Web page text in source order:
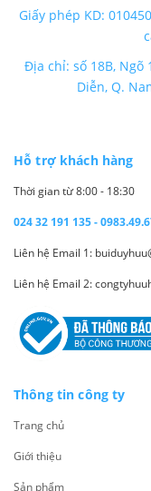
Giấy phép KD:
Địa chỉ: số 18B, Ngõ
Diễn, Q.
Hỗ trợ khách hàng
Thời gian từ 8:00 - 18:30
024 32 191 135 -
Liên hệ Email 1:
Liên hệ Email 2:
Thông tin công ty
Trang chủ
Giới thiệu
Sản phẩm